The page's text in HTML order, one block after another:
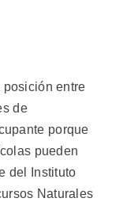
entre
de
porque
pueden
del Instituto
Naturales